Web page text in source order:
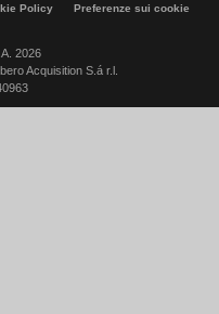
Policy
Preferenze sui cookie
2026
Acquisition S.á r.l.